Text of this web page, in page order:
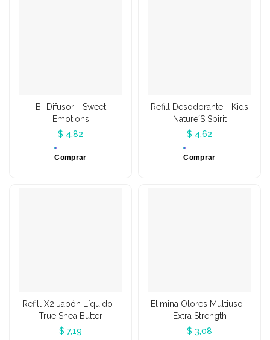
Bi-Difusor - Sweet
Emotions
$ 4,82
Comprar
Refill Desodorante - Kids
Nature´s Spirit
$ 4,62
Comprar
Refill X2 Jabón Líquido -
True Shea Butter
$ 7,19
Elimina Olores Multiuso -
Extra Strength
$ 3,08